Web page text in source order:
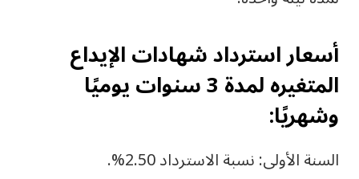
أسعار استرداد شهادات الإيداع
المتغيره لمدة 3 سنوات يوميًا
وشهريًا:
السنة الأولى: نسبة الاسترداد 2.50%.